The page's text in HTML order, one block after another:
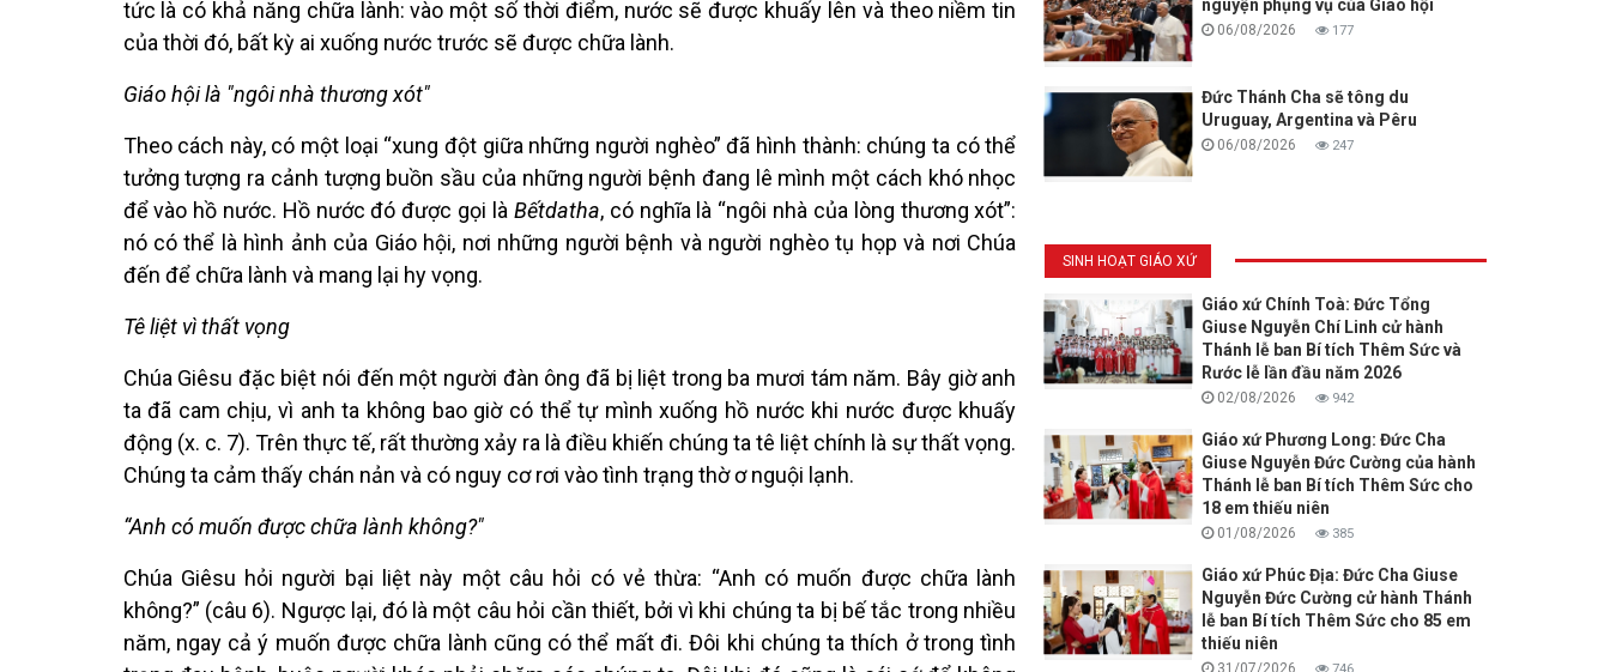
tức là có khả năng chữa lành: vào một số thời điểm, nước sẽ được khuấy lên và theo niềm tin
của thời đó, bất kỳ ai xuống nước trước sẽ được chữa lành.
Giáo hội là "ngôi nhà thương xót"
Theo cách này, có một loại “xung đột giữa những người nghèo” đã hình thành: chúng ta có thể
tưởng tượng ra cảnh tượng buồn sầu của những người bệnh đang lê mình một cách khó nhọc
để vào hồ nước. Hồ nước đó được gọi là Bếtdatha, có nghĩa là “ngôi nhà của lòng thương xót”:
nó có thể là hình ảnh của Giáo hội, nơi những người bệnh và người nghèo tụ họp và nơi Chúa
đến để chữa lành và mang lại hy vọng.
Tê liệt vì thất vọng
Chúa Giêsu đặc biệt nói đến một người đàn ông đã bị liệt trong ba mươi tám năm. Bây giờ anh
ta đã cam chịu, vì anh ta không bao giờ có thể tự mình xuống hồ nước khi nước được khuấy
động (x. c. 7). Trên thực tế, rất thường xảy ra là điều khiến chúng ta tê liệt chính là sự thất vọng.
Chúng ta cảm thấy chán nản và có nguy cơ rơi vào tình trạng thờ ơ nguội lạnh.
“Anh có muốn được chữa lành không?"
Chúa Giêsu hỏi người bại liệt này một câu hỏi có vẻ thừa: “Anh có muốn được chữa lành
không?” (câu 6). Ngược lại, đó là một câu hỏi cần thiết, bởi vì khi chúng ta bị bế tắc trong nhiều
năm, ngay cả ý muốn được chữa lành cũng có thể mất đi. Đôi khi chúng ta thích ở trong tình
nguyện phụng vụ của Giáo hội
06/08/2026 177
Đức Thánh Cha sẽ tông du
Uruguay, Argentina và Pêru
06/08/2026 247
SINH HOẠT GIÁO XỨ
Giáo xứ Chính Toà: Đức Tổng
Giuse Nguyễn Chí Linh cử hành
Thánh lễ ban Bí tích Thêm Sức và
Rước lễ lần đầu năm 2026
02/08/2026 942
Giáo xứ Phương Long: Đức Cha
Giuse Nguyễn Đức Cường của hành
Thánh lễ ban Bí tích Thêm Sức cho
18 em thiếu niên
01/08/2026 385
Giáo xứ Phúc Địa: Đức Cha Giuse
Nguyễn Đức Cường cử hành Thánh
lễ ban Bí tích Thêm Sức cho 85 em
thiếu niên